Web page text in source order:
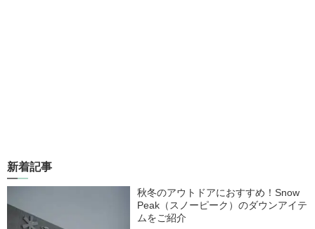
新着記事
秋冬のアウトドアにおすすめ！Snow
Peak（スノーピーク）のダウンアイテ
ムをご紹介